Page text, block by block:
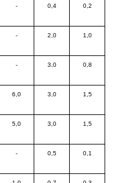
- 0,4 0,2
- 2,0 1,0
- 3,0 0,8
6,0 3,0 1,5
5,0 3,0 1,5
- 0,5 0,1